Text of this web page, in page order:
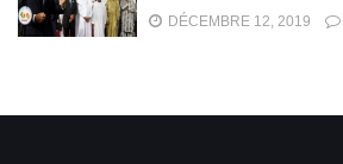
DÉCEMBRE 12, 2019